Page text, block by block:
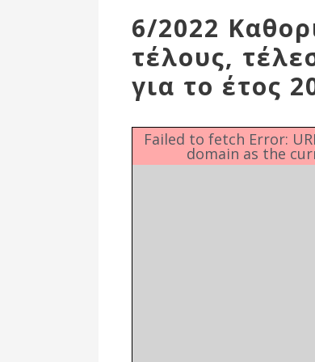
Δημοτικές
Ενότητες
6/2022
τέλους,
για το έτος
Failed to fetch Error:
domain as the